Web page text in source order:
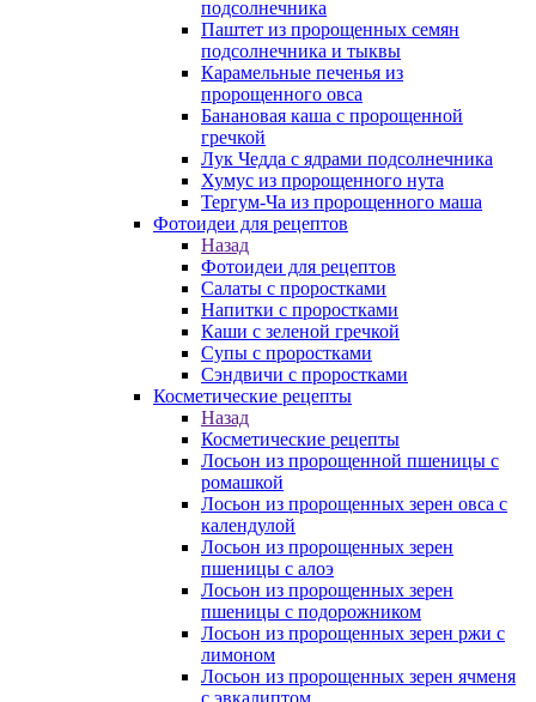
подсолнечника
Паштет из пророщенных семян
подсолнечника и тыквы
Карамельные печенья из
пророщенного овса
Банановая каша с пророщенной
гречкой
Лук Чедда с ядрами подсолнечника
Хумус из пророщенного нута
Тергум-Ча из пророщенного маша
Фотоидеи для рецептов
Назад
Фотоидеи для рецептов
Салаты с проростками
Напитки с проростками
Каши с зеленой гречкой
Супы с проростками
Сэндвичи с проростками
Косметические рецепты
Назад
Косметические рецепты
Лосьон из пророщенной пшеницы с
ромашкой
Лосьон из пророщенных зерен овса с
календулой
Лосьон из пророщенных зерен
пшеницы с алоэ
Лосьон из пророщенных зерен
пшеницы с подорожником
Лосьон из пророщенных зерен ржи с
лимоном
Лосьон из пророщенных зерен ячменя
с эвкалиптом